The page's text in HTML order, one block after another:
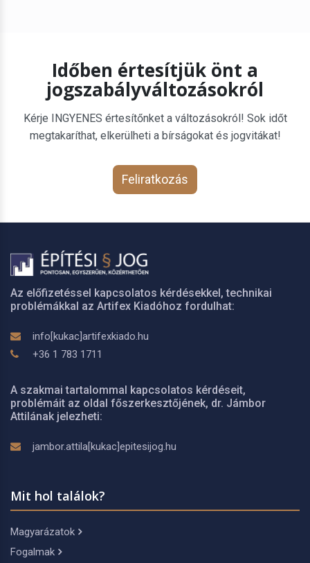
Időben értesítjük önt a
jogszabályváltozásokról
Kérje INGYENES értesítőnket a változásokról! Sok időt
megtakaríthat, elkerülheti a bírságokat és jogvitákat!
Feliratkozás
Az előfizetéssel kapcsolatos kérdésekkel, technikai
problémákkal az Artifex Kiadóhoz fordulhat:
info[kukac]artifexkiado.hu
+36 1 783 1711
A szakmai tartalommal kapcsolatos kérdéseit,
problémáit az oldal főszerkesztőjének, dr. Jámbor
Attilának jelezheti:
jambor.attila[kukac]epitesijog.hu
Mit hol találok?
Magyarázatok
Fogalmak